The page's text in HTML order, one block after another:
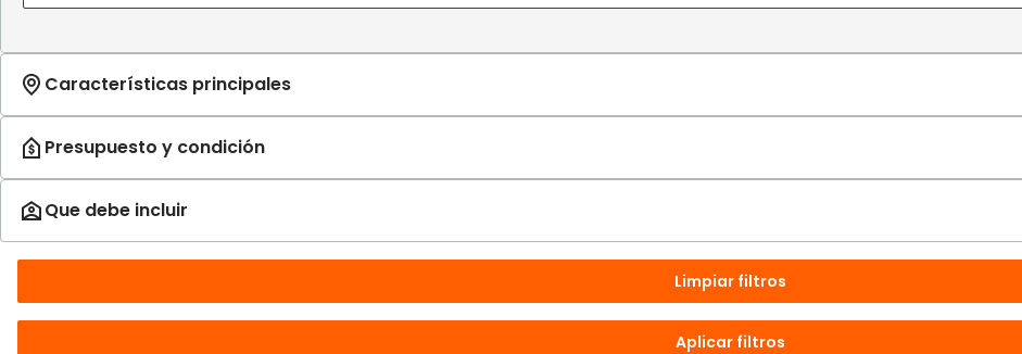
Limpiar filtros
Aplicar filtros